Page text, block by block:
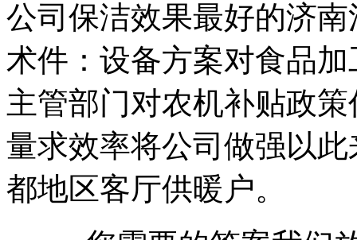
公司保洁效果最好的济
术件：设备方案对食品
主管部门对农机补贴政
量求效率将公司做强以
都地区客厅供暖户。